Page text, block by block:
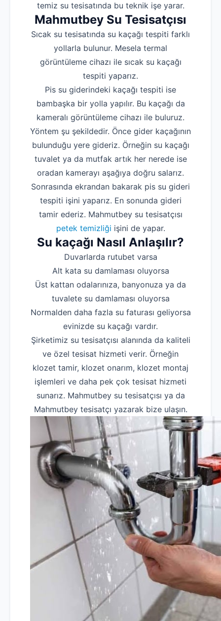
temiz su tesisatında bu teknik işe yarar.
Mahmutbey Su Tesisatçısı
Sıcak su tesisatında su kaçağı tespiti farklı
yollarla bulunur. Mesela termal
görüntüleme cihazı ile sıcak su kaçağı
tespiti yaparız.
Pis su giderindeki kaçağı tespiti ise
bambaşka bir yolla yapılır. Bu kaçağı da
kameralı görüntüleme cihazı ile buluruz.
Yöntem şu şekildedir. Önce gider kaçağının
bulunduğu yere gideriz. Örneğin su kaçağı
tuvalet ya da mutfak artık her nerede ise
oradan kamerayı aşağıya doğru salarız.
Sonrasında ekrandan bakarak pis su gideri
tespiti işini yaparız. En sonunda gideri
tamir ederiz. Mahmutbey su tesisatçısı
petek temizliği işini de yapar.
Su kaçağı Nasıl Anlaşılır?
Duvarlarda rutubet varsa
Alt kata su damlaması oluyorsa
Üst kattan odalarınıza, banyonuza ya da
tuvalete su damlaması oluyorsa
Normalden daha fazla su faturası geliyorsa
evinizde su kaçağı vardır.
Şirketimiz su tesisatçısı alanında da kaliteli
ve özel tesisat hizmeti verir. Örneğin
klozet tamir, klozet onarım, klozet montaj
işlemleri ve daha pek çok tesisat hizmeti
sunarız. Mahmutbey su tesisatçısı ya da
Mahmutbey tesisatçı yazarak bize ulaşın.